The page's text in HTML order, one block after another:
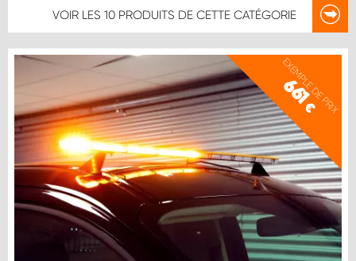
VOIR LES 10 PRODUITS DE CETTE CATÉGORIE
EXEMPLE DE PRIX
661
€